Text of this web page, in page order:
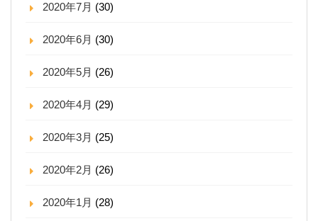
2020年7月 (30)
2020年6月 (30)
2020年5月 (26)
2020年4月 (29)
2020年3月 (25)
2020年2月 (26)
2020年1月 (28)